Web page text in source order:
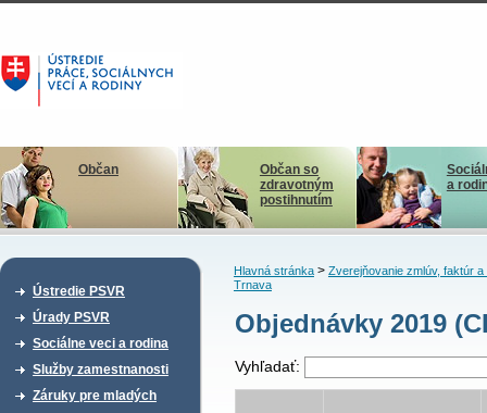
Občan
Občan so
zdravotným
postihnutím
a
Ústredie PSVR
Úrady PSVR
Sociálne veci a rodina
Služby zamestnanosti
Záruky pre mladých
Hlavná stránka> Zverejňovanie zmlúv, faktúr a
Trnava
Objednávky 2019
Vyhľadať: